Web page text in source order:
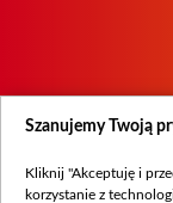
Szanujemy Twoją
Kliknij "Akceptuję i
korzystanie z